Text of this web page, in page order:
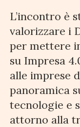
L’incontro è
valorizzare i
per mettere
su Impresa
alle imprese
panoramica
tecnologie e
attorno alla